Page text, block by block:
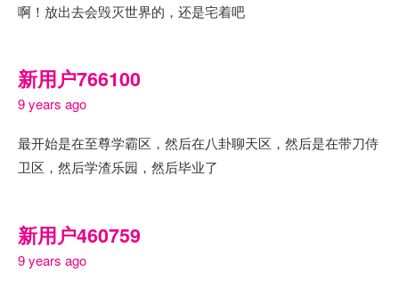
啊！放出去会毁灭世界的，还是宅着吧
新用户766100
9 years ago
最开始是在至尊学霸区，然后在八卦聊天区，然后是在带刀侍
卫区，然后学渣乐园，然后毕业了
新用户460759
9 years ago